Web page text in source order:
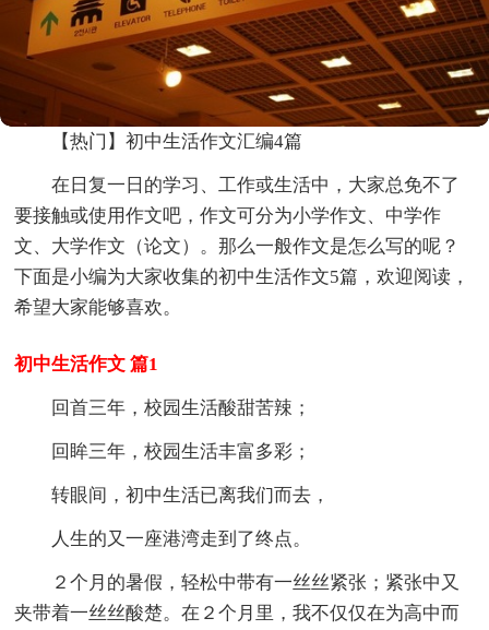
【热门】初中生活作文汇编4篇
在日复一日的学习、工作或生活中，大家总免不了
要接触或使用作文吧，作文可分为小学作文、中学作
文、大学作文（论文）。那么一般作文是怎么写的呢？
下面是小编为大家收集的初中生活作文5篇，欢迎阅读，
希望大家能够喜欢。
初中生活作文 篇1
回首三年，校园生活酸甜苦辣；
回眸三年，校园生活丰富多彩；
转眼间，初中生活已离我们而去，
人生的又一座港湾走到了终点。
２个月的暑假，轻松中带有一丝丝紧张；紧张中又
夹带着一丝丝酸楚。在２个月里，我不仅仅在为高中而